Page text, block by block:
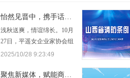
怡然见晋中，携手话发展：平遥女企业家协会走进晋中怡美佳
浅秋送爽，情谊绵长。10月
27日，平遥女企业家协会组
织20余位跨领域代表，赴晋
参观交流活动。怡美佳总经
2025/10/28 9:23:49
聚焦新媒体，赋能商户成长 | 怡美佳开展新媒体运营培训